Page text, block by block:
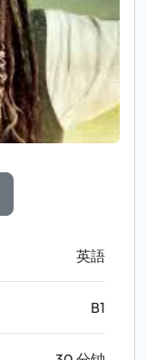
英語
B1